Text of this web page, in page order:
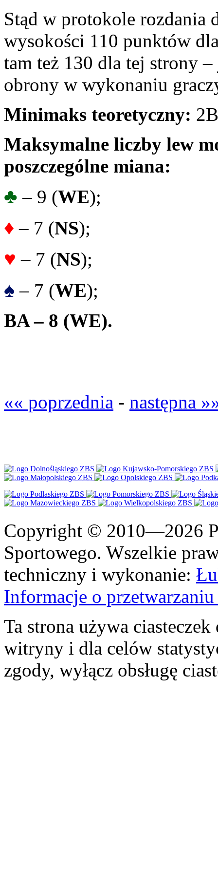
Stąd w protokole rozdania
wysokości 110 punktów
tam też 130 dla tej strony
obrony w wykonaniu
Minimaks teoretyczny:
Maksymalne liczby lew
poszczególne miana:
♣ – 9 (WE);
♦ – 7 (NS);
♥ – 7 (NS);
♠ – 7 (WE);
BA – 8 (WE).
«« poprzednia - następna
Copyright © 2010—2026
Sportowego. Wszelkie
techniczny i wykonanie:
Informacje o
Ta strona używa
witryny i dla celów
zgody, wyłącz obsługę